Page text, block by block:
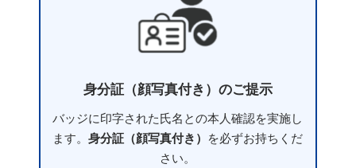
身分証（顔写真付き）のご提示
バッジに印字された氏名との本人確認を実施し
ます。身分証（顔写真付き） を必ずお持ちくだ
さい。